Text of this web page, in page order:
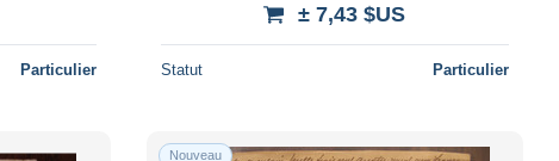
Particulier
± 7,43 $US
Statut Particulier
Nouveau